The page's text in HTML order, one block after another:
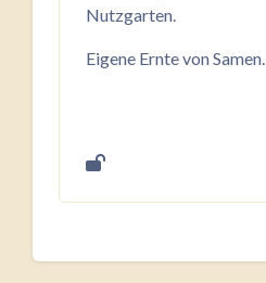
Nutzgarten.
Eigene Ernte von Samen.